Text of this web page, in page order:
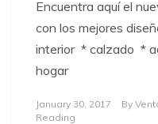
Encuentra aquí el
con los mejores
interior * calzado *
hogar
January 30, 2017 By
Reading